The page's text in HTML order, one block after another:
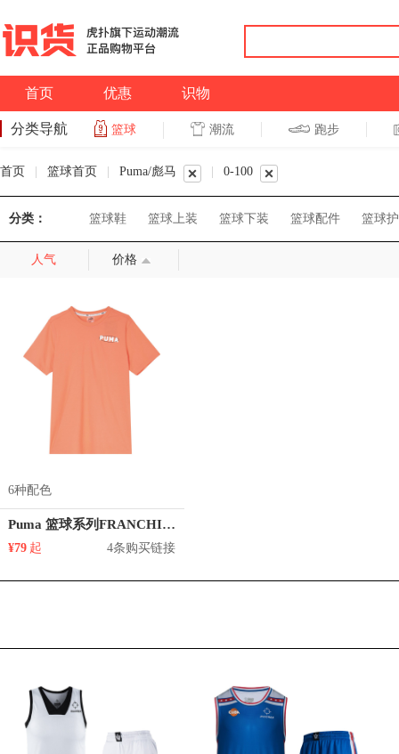
首页 优惠 识物
分类导航 篮球 潮流 跑步
首页 篮球首页 Puma/彪马 0-100
分类： 篮球鞋 篮球上装 篮球下装 篮球配件 篮球
人气 价格
6种配色
Puma 篮球系列FRANCHISE印花纯棉圆领正肩短袖T恤 男女同款 530511
¥79 起 4条购买链接